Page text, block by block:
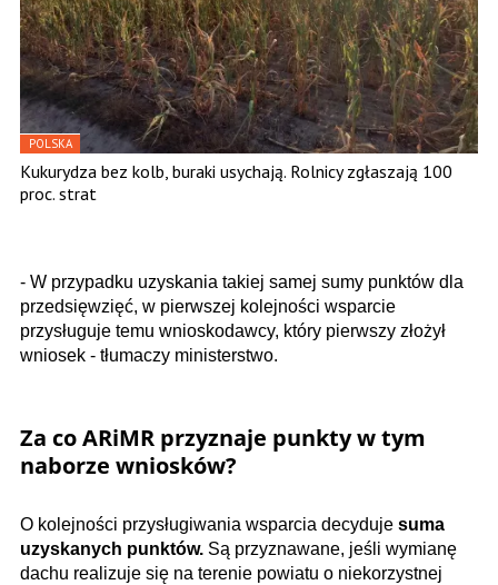
POLSKA
Kukurydza bez kolb, buraki usychają. Rolnicy zgłaszają 100
proc. strat
- W przypadku uzyskania takiej samej sumy punktów dla
przedsięwzięć, w pierwszej kolejności wsparcie
przysługuje temu wnioskodawcy, który pierwszy złożył
wniosek - tłumaczy ministerstwo.
Za co ARiMR przyznaje punkty w tym
naborze wniosków?
O kolejności przysługiwania wsparcia decyduje suma
uzyskanych punktów. Są przyznawane, jeśli wymianę
dachu realizuje się na terenie powiatu o niekorzystnej